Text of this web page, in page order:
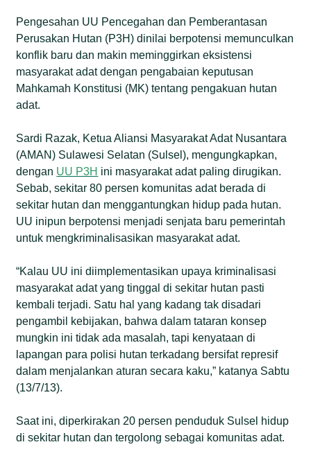
Pengesahan UU Pencegahan dan Pemberantasan
Perusakan Hutan (P3H) dinilai berpotensi memunculkan
konflik baru dan makin meminggirkan eksistensi
masyarakat adat dengan pengabaian keputusan
Mahkamah Konstitusi (MK) tentang pengakuan hutan
adat.
Sardi Razak, Ketua Aliansi Masyarakat Adat Nusantara
(AMAN) Sulawesi Selatan (Sulsel), mengungkapkan,
dengan UU P3H ini masyarakat adat paling dirugikan.
Sebab, sekitar 80 persen komunitas adat berada di
sekitar hutan dan menggantungkan hidup pada hutan.
UU inipun berpotensi menjadi senjata baru pemerintah
untuk mengkriminalisasikan masyarakat adat.
“Kalau UU ini diimplementasikan upaya kriminalisasi
masyarakat adat yang tinggal di sekitar hutan pasti
kembali terjadi. Satu hal yang kadang tak disadari
pengambil kebijakan, bahwa dalam tataran konsep
mungkin ini tidak ada masalah, tapi kenyataan di
lapangan para polisi hutan terkadang bersifat represif
dalam menjalankan aturan secara kaku,” katanya Sabtu
(13/7/13).
Saat ini, diperkirakan 20 persen penduduk Sulsel hidup
di sekitar hutan dan tergolong sebagai komunitas adat.